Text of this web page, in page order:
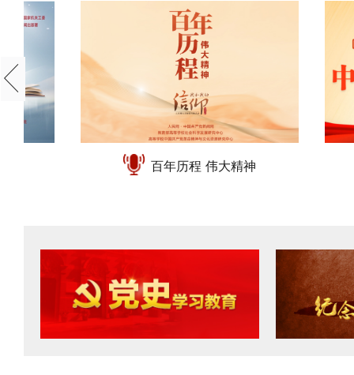
百年历程 伟大精神